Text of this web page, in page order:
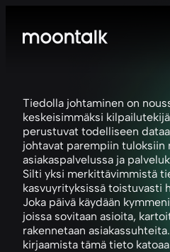
Tiedolla johtaminen on
keskeisimmäksi
perustuvat todelliseen
johtavat parempiin tuloksiin
asiakaspalvelussa ja
Silti yksi merkittävimmistä
kasvuyrityksissä toistuvasti
Joka päivä käydään
joissa sovitaan asioita,
rakennetaan
kirjaamista tämä tieto